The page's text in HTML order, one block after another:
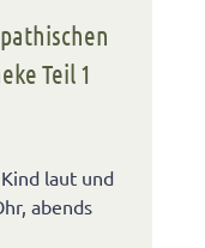
Teil 1
laut und
abends